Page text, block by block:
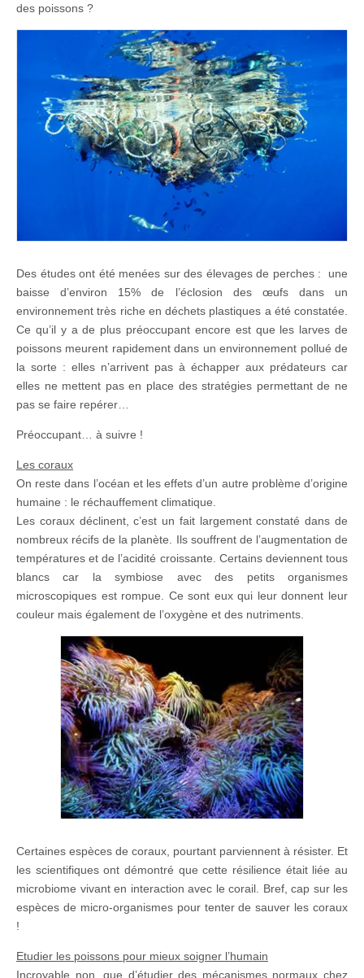
des poissons ?
Des études ont été menées sur des élevages de perches : une
baisse d’environ 15% de l’éclosion des œufs dans un
environnement très riche en déchets plastiques a été constatée.
Ce qu’il y a de plus préoccupant encore est que les larves de
poissons meurent rapidement dans un environnement pollué de
la sorte : elles n’arrivent pas à échapper aux prédateurs car
elles ne mettent pas en place des stratégies permettant de ne
pas se faire repérer…
Préoccupant… à suivre !
Les coraux
On reste dans l’océan et les effets d’un autre problème d’origine
humaine : le réchauffement climatique.
Les coraux déclinent, c’est un fait largement constaté dans de
nombreux récifs de la planète. Ils souffrent de l’augmentation de
températures et de l’acidité croissante. Certains deviennent tous
blancs car la symbiose avec des petits organismes
microscopiques est rompue. Ce sont eux qui leur donnent leur
couleur mais également de l’oxygène et des nutriments.
Certaines espèces de coraux, pourtant parviennent à résister. Et
les scientifiques ont démontré que cette résilience était liée au
microbiome vivant en interaction avec le corail. Bref, cap sur les
espèces de micro-organismes pour tenter de sauver les coraux
!
Etudier les poissons pour mieux soigner l’humain
Incroyable non, que d’étudier des mécanismes normaux chez